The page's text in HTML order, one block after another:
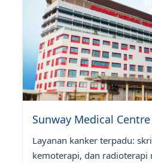
Sunway Medical
Layanan kanker terpadu:
kemoterapi, dan radioterapi